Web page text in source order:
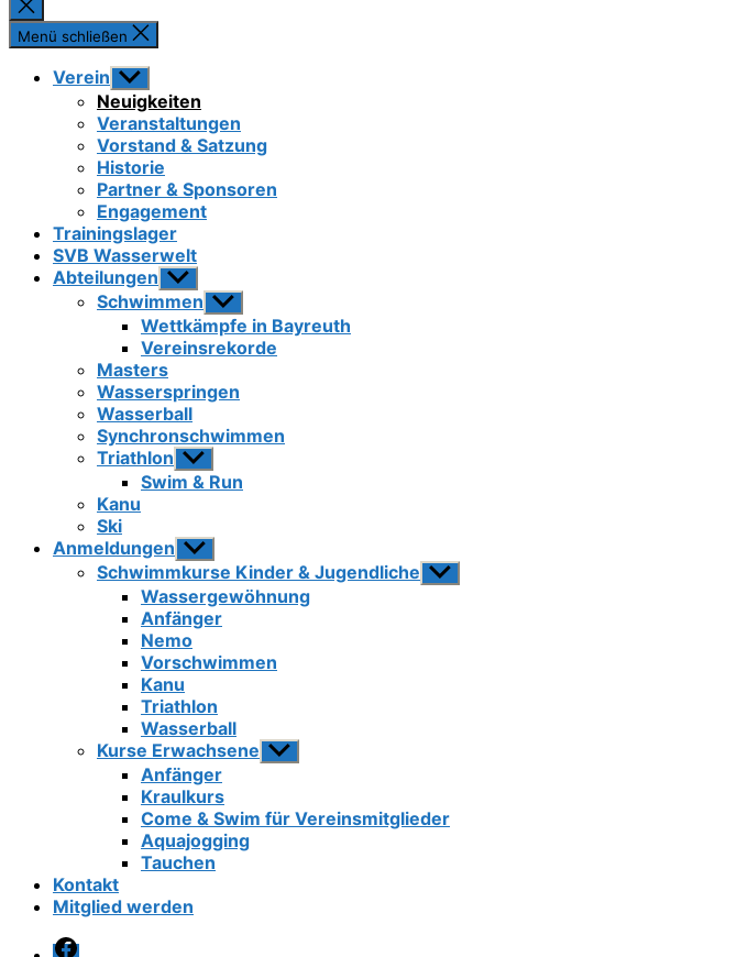
Suche
schließen
Menü schließen
Verein Untermenü
anzeigen
Neuigkeiten
Veranstaltungen
Vorstand & Satzung
Historie
Partner & Sponsoren
Engagement
Trainingslager
SVB Wasserwelt
Abteilungen Untermenü
anzeigen
Schwimmen Untermenü
anzeigen
Wettkämpfe in Bayreuth
Vereinsrekorde
Masters
Wasserspringen
Wasserball
Synchronschwimmen
Triathlon Untermenü
anzeigen
Swim & Run
Kanu
Ski
Anmeldungen Untermenü
anzeigen
Schwimmkurse Kinder & Jugendliche Untermenü
anzeigen
Wassergewöhnung
Anfänger
Nemo
Vorschwimmen
Kanu
Triathlon
Wasserball
Kurse Erwachsene Untermenü
anzeigen
Anfänger
Kraulkurs
Come & Swim für Vereinsmitglieder
Aquajogging
Tauchen
Kontakt
Mitglied werden
Facebook